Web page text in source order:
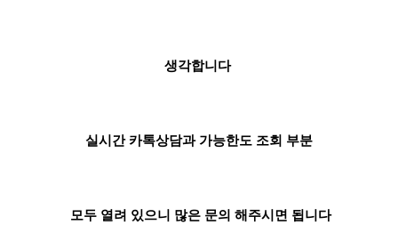
생각합니다
실시간 카톡상담과 가능한도 조회 부분
모두 열려 있으니 많은 문의 해주시면 됩니다